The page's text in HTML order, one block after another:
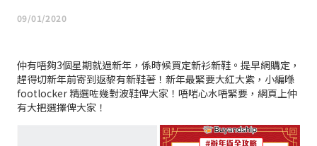
09/01/2020
仲有唔夠3個星期就過新年，係時候買定新衫新鞋。提早網購定，
趕得切新年前寄到返黎有新鞋著！新年最緊要大紅大紫，小編喺
footlocker 精選咗幾對波鞋俾大家！唔啱心水唔緊要，網頁上仲
有大把選擇俾大家！